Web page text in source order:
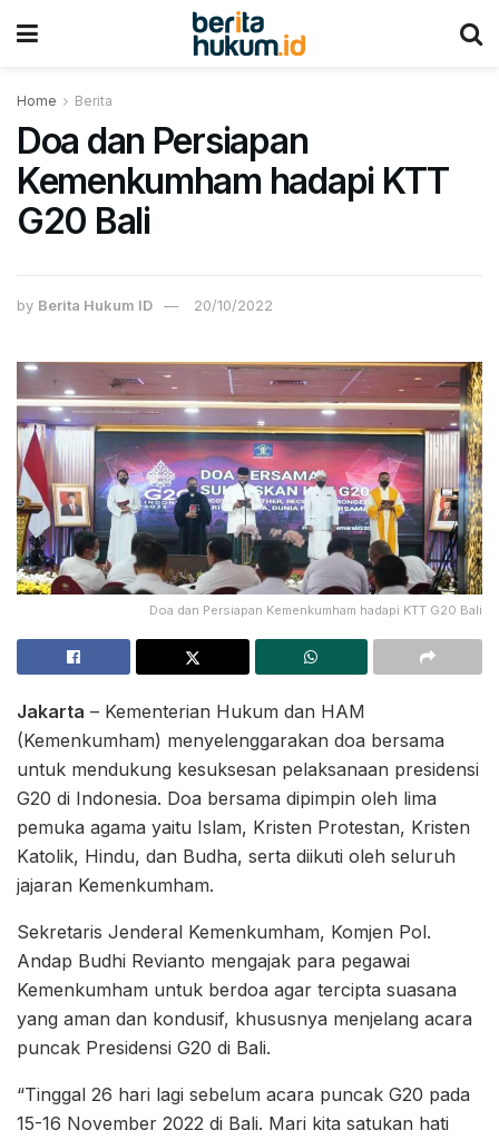
Home Berita
Doa dan Persiapan
Kemenkumham hadapi KTT
G20 Bali
by Berita Hukum ID 20/10/2022
Doa dan Persiapan Kemenkumham hadapi KTT G20 Bali
Jakarta – Kementerian Hukum dan HAM
(Kemenkumham) menyelenggarakan doa bersama
untuk mendukung kesuksesan pelaksanaan presidensi
G20 di Indonesia. Doa bersama dipimpin oleh lima
pemuka agama yaitu Islam, Kristen Protestan, Kristen
Katolik, Hindu, dan Budha, serta diikuti oleh seluruh
jajaran Kemenkumham.
Sekretaris Jenderal Kemenkumham, Komjen Pol.
Andap Budhi Revianto mengajak para pegawai
Kemenkumham untuk berdoa agar tercipta suasana
yang aman dan kondusif, khususnya menjelang acara
puncak Presidensi G20 di Bali.
“Tinggal 26 hari lagi sebelum acara puncak G20 pada
15-16 November 2022 di Bali. Mari kita satukan hati